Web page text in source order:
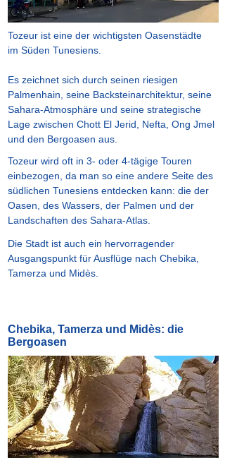
Tozeur ist eine der wichtigsten Oasenstädte
im Süden Tunesiens.
Es zeichnet sich durch seinen riesigen
Palmenhain, seine Backsteinarchitektur, seine
Sahara-Atmosphäre und seine strategische
Lage zwischen Chott El Jerid, Nefta, Ong Jmel
und den Bergoasen aus.
Tozeur wird oft in 3- oder 4-tägige Touren
einbezogen, da man so eine andere Seite des
südlichen Tunesiens entdecken kann: die der
Oasen, des Wassers, der Palmen und der
Landschaften des Sahara-Atlas.
Die Stadt ist auch ein hervorragender
Ausgangspunkt für Ausflüge nach Chebika,
Tamerza und Midès.
Chebika, Tamerza und Midès: die
Bergoasen